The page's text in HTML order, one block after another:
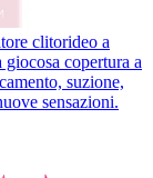
clitorideo a
copertura a
suzione,
sensazioni.